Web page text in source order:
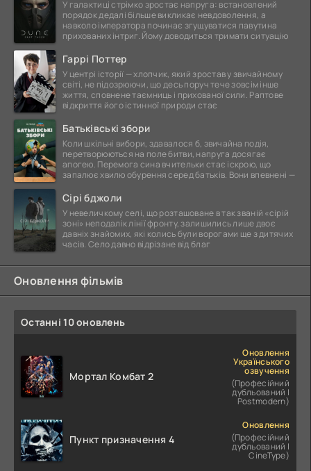
У галактиці стрімко зростає напруга: встановлений
порядок дедалі більше викликає невдоволення, а
навколо імператора починає згущуватися павутина
прихованих інтриг. Йому доводиться тримати ситуацію
Гаррі Поттер
У центрі історії — хлопчик, який зростав у звичайному
світі, не підозрюючи, що десь поруч тече зовсім інше
життя, сповнене таємниць і прихованої сили. Раптове
відкриття його істинної природи стає
Батьківські збори
Коли шкільні вибори, здавалося б, звичайна подія,
перетворюються на поле битви, напруга досягає
апогею. Перемога сина вчительки стає іскрою, що
запалює хвилю обурення серед батьків. Вони впевнені —
Сірі бджоли
У невеличкому селі, що розташоване в так званій «сірій
зоні» неподалік лінії фронту, залишились лише двоє
давніх знайомих, які колись були ворогами ще з дитячих
часів. Село давно відрізане від благ
Оновлення фільмів
Останні 10 оновлень
Мортал Комбат 2
Оновлення
Українського
озвучення
(Професійний
дубльований |
Postmodern)
Пункт призначення 4
Оновлення
(Професійний
дубльований |
CineType)